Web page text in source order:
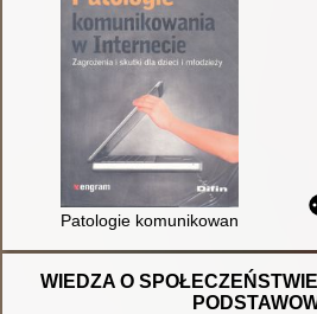
Patologie komunikowania w
WIEDZA O